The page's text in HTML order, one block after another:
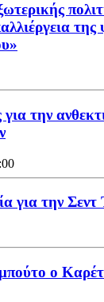
της
για την
για την Σεντ
ο